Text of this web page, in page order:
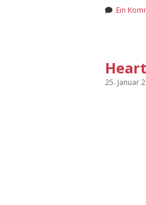
Ein
25. Januar